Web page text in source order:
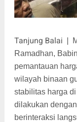
Tanjung Balai
Ramadhan,
pemantauan
wilayah binaan
stabilitas harga
dilakukan
berinteraksi